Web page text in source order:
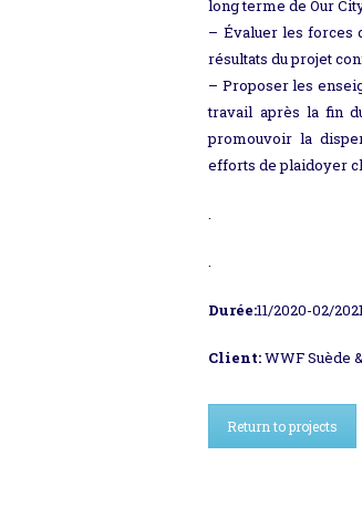
long terme de Our
– Évaluer les forces
résultats du projet
– Proposer les
travail après la fin
promouvoir la
efforts de plaidoyer
.
Durée:11/2020-02/2021
Client:WWF Suède
Return to projects